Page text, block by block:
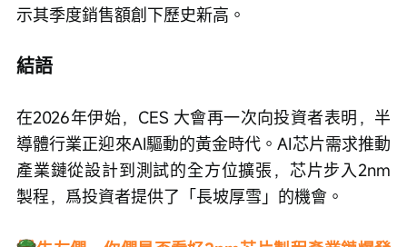
示其季度銷售額創下歷史新高。
結語
在2026年伊始，CES 大會再一次向投資者表明，半
導體行業正迎來AI驅動的黃金時代。AI芯片需求推動
產業鏈從設計到測試的全方位擴張，芯片步入2nm
製程，爲投資者提供了「長坡厚雪」的機會。